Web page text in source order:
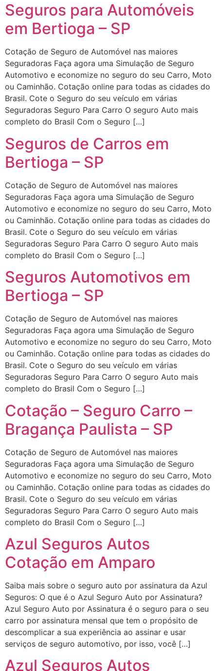
Seguros para Automóveis
em Bertioga – SP
Cotação de Seguro de Automóvel nas maiores
Seguradoras Faça agora uma Simulação de Seguro
Automotivo e economize no seguro do seu Carro, Moto
ou Caminhão. Cotação online para todas as cidades do
Brasil. Cote o Seguro do seu veículo em várias
Seguradoras Seguro Para Carro O seguro Auto mais
completo do Brasil Com o Seguro […]
Seguros de Carros em
Bertioga – SP
Cotação de Seguro de Automóvel nas maiores
Seguradoras Faça agora uma Simulação de Seguro
Automotivo e economize no seguro do seu Carro, Moto
ou Caminhão. Cotação online para todas as cidades do
Brasil. Cote o Seguro do seu veículo em várias
Seguradoras Seguro Para Carro O seguro Auto mais
completo do Brasil Com o Seguro […]
Seguros Automotivos em
Bertioga – SP
Cotação de Seguro de Automóvel nas maiores
Seguradoras Faça agora uma Simulação de Seguro
Automotivo e economize no seguro do seu Carro, Moto
ou Caminhão. Cotação online para todas as cidades do
Brasil. Cote o Seguro do seu veículo em várias
Seguradoras Seguro Para Carro O seguro Auto mais
completo do Brasil Com o Seguro […]
Cotação – Seguro Carro –
Bragança Paulista – SP
Cotação de Seguro de Automóvel nas maiores
Seguradoras Faça agora uma Simulação de Seguro
Automotivo e economize no seguro do seu Carro, Moto
ou Caminhão. Cotação online para todas as cidades do
Brasil. Cote o Seguro do seu veículo em várias
Seguradoras Seguro Para Carro O seguro Auto mais
completo do Brasil Com o Seguro […]
Azul Seguros Autos
Cotação em Amparo
Saiba mais sobre o seguro auto por assinatura da Azul
Seguros: O que é o Azul Seguro Auto por Assinatura?
Azul Seguro Auto por Assinatura é o seguro para o seu
carro por assinatura mensal que tem o propósito de
descomplicar a sua experiência ao assinar e usar
serviços de seguro automotivo, por isso, você […]
Azul Seguros Autos